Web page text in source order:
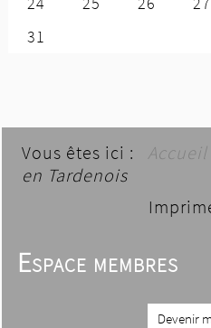
Vous êtes ici : Accueil
en Tardenois
Espace membres
Devenir